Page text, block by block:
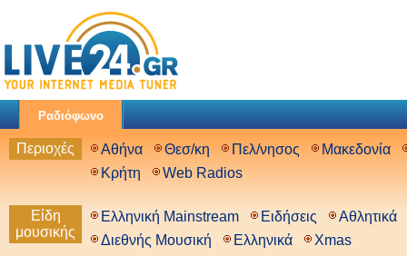
Ραδιόφωνο
Περιοχές Αθήνα Θεσ/κη Πελ/νησος
Μακεδονία
Κρήτη
Web Radios
Είδη
μουσικής
Ελληνική Mainstream Ειδήσεις
Αθλητικά
Διεθνής Μουσική
Ελληνικά Xmas